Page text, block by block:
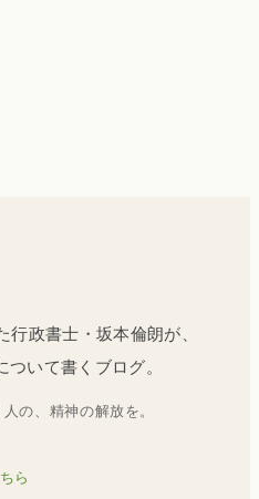
政書士・坂本倫朗が、
いて書くブログ。
の、精神の解放を。
ら